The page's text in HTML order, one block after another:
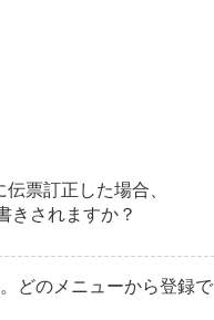
票訂正した場合、
きされますか？
どのメニューから登録で